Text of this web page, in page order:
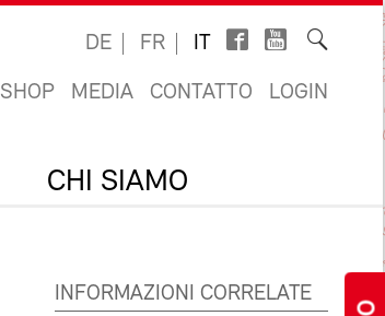
DE FR IT
SHOP MEDIA CONTATTO LOGIN
CHI SIAMO
INFORMAZIONI CORRELATE